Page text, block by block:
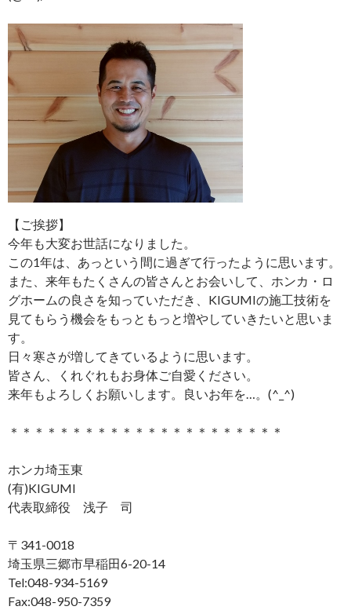
【ご挨拶】
今年も大変お世話になりました。
この1年は、あっという間に過ぎて行ったように思います。
また、来年もたくさんの皆さんとお会いして、ホンカ・ロ
グホームの良さを知っていただき、KIGUMIの施工技術を
見てもらう機会をもっともっと増やしていきたいと思いま
す。
日々寒さが増してきているように思います。
皆さん、くれぐれもお身体ご自愛ください。
来年もよろしくお願いします。良いお年を…。(^_^)
＊＊＊＊＊＊＊＊＊＊＊＊＊＊＊＊＊＊＊＊＊＊
ホンカ埼玉東
(有)KIGUMI
代表取締役 浅子 司
〒341-0018
埼玉県三郷市早稲田6-20-14
Tel:048-934-5169
Fax:048-950-7359